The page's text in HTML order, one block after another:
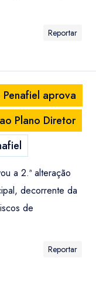
Reportar
aprova
Plano Diretor
a 2.ª alteração
decorrente da
de
Reportar